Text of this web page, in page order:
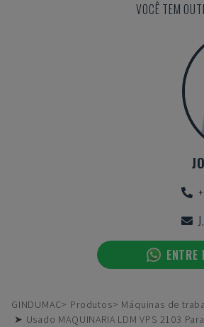
VOCÊ TEM
ENTRE
GINDUMAC Produtos
Máquinas de
➤ Usado MAQUINARIA LDM VPS 2103